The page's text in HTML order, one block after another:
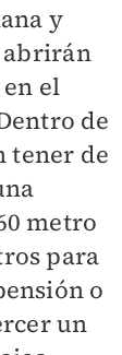
y
abrirán
el
de
tener de
metro
para
o
un